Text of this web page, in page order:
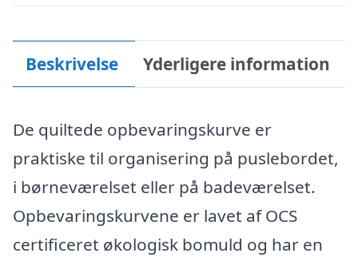
Beskrivelse Yderligere information
De quiltede opbevaringskurve er
praktiske til organisering på puslebordet,
i børneværelset eller på badeværelset.
Opbevaringskurvene er lavet af OCS
certificeret økologisk bomuld og har en